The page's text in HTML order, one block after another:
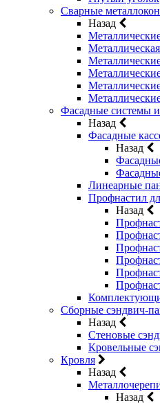
Сварные
Назад
Металлическая
Фасадные системы
Назад
Фасадные
Назад
Линеарные
Профнастил
Назад
Сборные сэндвич-
Назад
Стеновые
Кровельные
Кровля
Назад
Назад